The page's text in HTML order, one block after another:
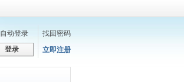
自动登录
找回密码
登录 立即注册